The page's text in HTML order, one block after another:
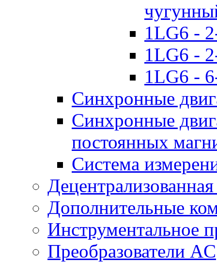
1LG6 -
1LG6 -
1LG6 -
Синхронные
Синхронные
постоянных
Система
Дополнительные
Инструментальное
Преобразователи AC